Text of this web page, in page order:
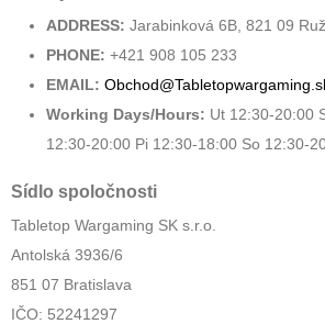
ADDRESS: Jarabinková 6B, 821 09
PHONE: +421 908 105 233
EMAIL:
Working Days/Hours: Ut 12:30-20:00
12:30-20:00 Pi 12:30-18:00 So 12:30-
Sídlo spoločnosti
Tabletop Wargaming SK s.r.o.
Antolská 3936/6
851 07 Bratislava
IČO: 52241297